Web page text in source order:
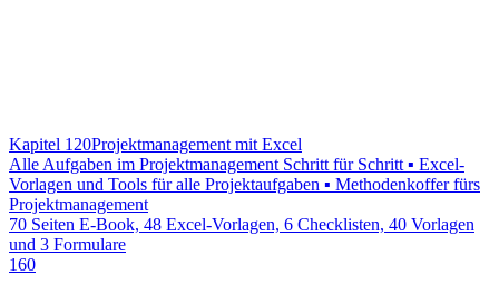
Kapitel 120Projektmanagement mit Excel
Alle Aufgaben im Projektmanagement Schritt für Schritt ▪ Excel-
Vorlagen und Tools für alle Projektaufgaben ▪ Methodenkoffer fürs
Projektmanagement
70 Seiten E-Book, 48 Excel-Vorlagen, 6 Checklisten, 40 Vorlagen
und 3 Formulare
160